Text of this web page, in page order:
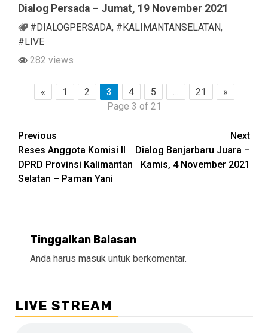
Dialog Persada – Jumat, 19 November 2021
#DIALOGPERSADA, #KALIMANTANSELATAN,
#LIVE
282 views
« 1 2 3 4 5 … 21
»
Page 3 of 21
Continue
Reading
Previous
Reses Anggota Komisi II
DPRD Provinsi Kalimantan
Selatan – Paman Yani
Next
Dialog Banjarbaru Juara –
Kamis, 4 November 2021
Tinggalkan Balasan
Anda harus masuk untuk berkomentar.
LIVE STREAM